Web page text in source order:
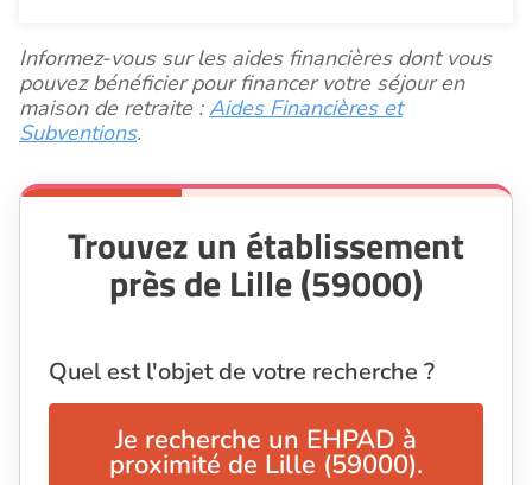
Informez-vous sur les aides financières dont vous
pouvez bénéficier pour financer votre séjour en
maison de retraite :Aides Financières et
Subventions.
Trouvez un établissement
près de Lille (59000)
Quel est l'objet de votre recherche ?
Je recherche un EHPAD à
proximité de Lille (59000).